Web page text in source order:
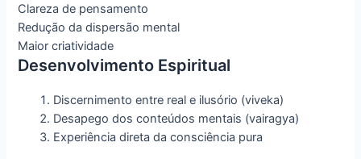
Clareza de pensamento
Redução da dispersão mental
Maior criatividade
Desenvolvimento Espiritual
Discernimento entre real e ilusório (viveka)
Desapego dos conteúdos mentais (vairagya)
Experiência direta da consciência pura